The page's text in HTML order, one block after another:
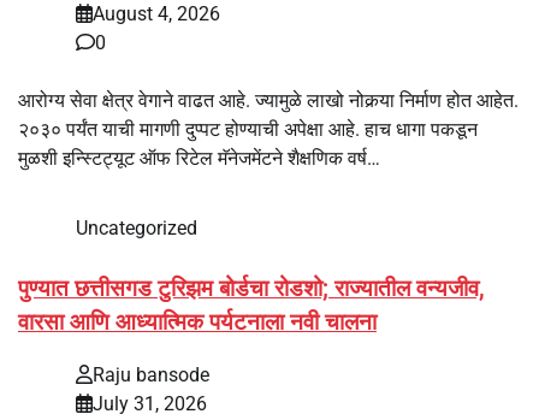
August 4, 2026
0
आरोग्य सेवा क्षेत्र वेगाने वाढत आहे. ज्यामुळे लाखो नोकर्‍या निर्माण होत आहेत.
२०३० पर्यंत याची मागणी दुप्पट होण्याची अपेक्षा आहे. हाच धागा पकडून
मुळशी इन्स्टिट्यूट ऑफ रिटेल मॅनेजमेंटने शैक्षणिक वर्ष…
Uncategorized
पुण्यात छत्तीसगड टुरिझम बोर्डचा रोडशो; राज्यातील वन्यजीव,
वारसा आणि आध्यात्मिक पर्यटनाला नवी चालना
Raju bansode
July 31, 2026